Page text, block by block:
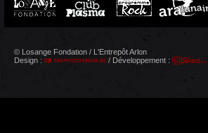
© Losange Fondation / L'Entrepôt Arlon
Design :
/ Développement :